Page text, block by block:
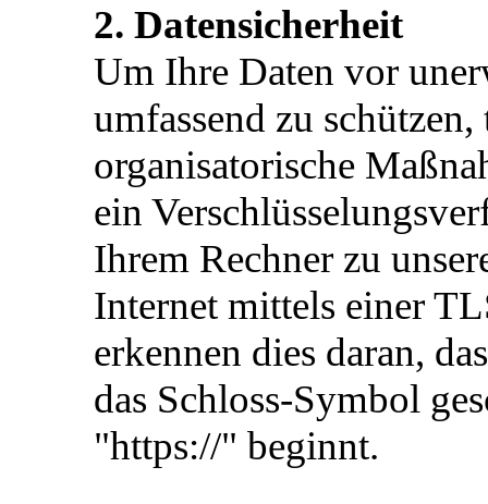
2. Datensicherheit
Um Ihre Daten vor
umfassend zu
organisatorische
ein
Ihrem Rechner zu
Internet mittels einer
erkennen dies daran,
das Schloss-Symbol
"https://" beginnt.